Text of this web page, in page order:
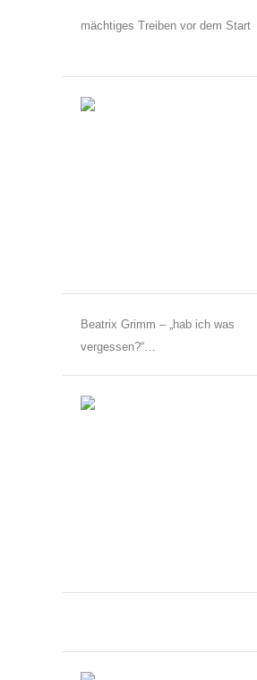
mächtiges Treiben vor dem Start
Beatrix Grimm – „hab ich was
vergessen?“…